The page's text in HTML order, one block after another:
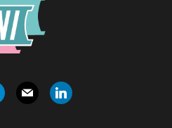
mail linkedin